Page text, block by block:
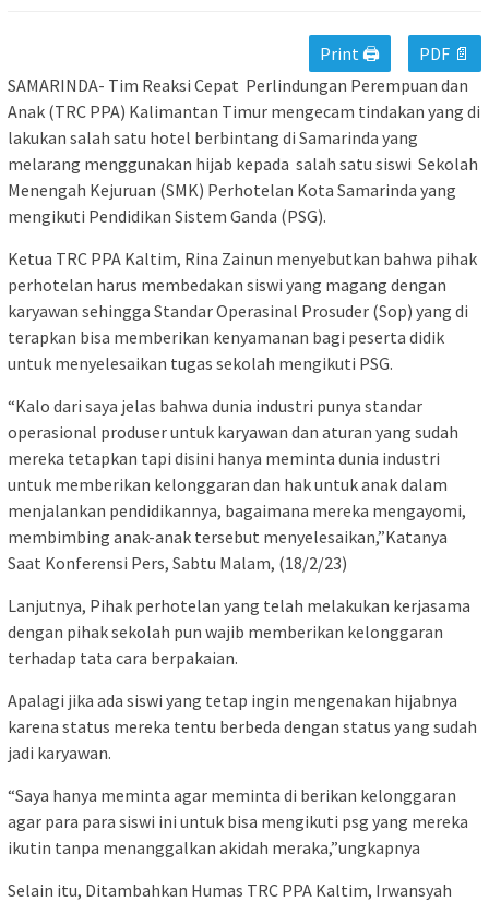
Print 🖨
PDF 📄
SAMARINDA- Tim Reaksi Cepat Perlindungan Perempuan dan
Anak (TRC PPA) Kalimantan Timur mengecam tindakan yang di
lakukan salah satu hotel berbintang di Samarinda yang
melarang menggunakan hijab kepada salah satu siswi Sekolah
Menengah Kejuruan (SMK) Perhotelan Kota Samarinda yang
mengikuti Pendidikan Sistem Ganda (PSG).
Ketua TRC PPA Kaltim, Rina Zainun menyebutkan bahwa pihak
perhotelan harus membedakan siswi yang magang dengan
karyawan sehingga Standar Operasinal Prosuder (Sop) yang di
terapkan bisa memberikan kenyamanan bagi peserta didik
untuk menyelesaikan tugas sekolah mengikuti PSG.
“Kalo dari saya jelas bahwa dunia industri punya standar
operasional produser untuk karyawan dan aturan yang sudah
mereka tetapkan tapi disini hanya meminta dunia industri
untuk memberikan kelonggaran dan hak untuk anak dalam
menjalankan pendidikannya, bagaimana mereka mengayomi,
membimbing anak-anak tersebut menyelesaikan,”Katanya
Saat Konferensi Pers, Sabtu Malam, (18/2/23)
Lanjutnya, Pihak perhotelan yang telah melakukan kerjasama
dengan pihak sekolah pun wajib memberikan kelonggaran
terhadap tata cara berpakaian.
Apalagi jika ada siswi yang tetap ingin mengenakan hijabnya
karena status mereka tentu berbeda dengan status yang sudah
jadi karyawan.
“Saya hanya meminta agar meminta di berikan kelonggaran
agar para para siswi ini untuk bisa mengikuti psg yang mereka
ikutin tanpa menanggalkan akidah meraka,”ungkapnya
Selain itu, Ditambahkan Humas TRC PPA Kaltim, Irwansyah